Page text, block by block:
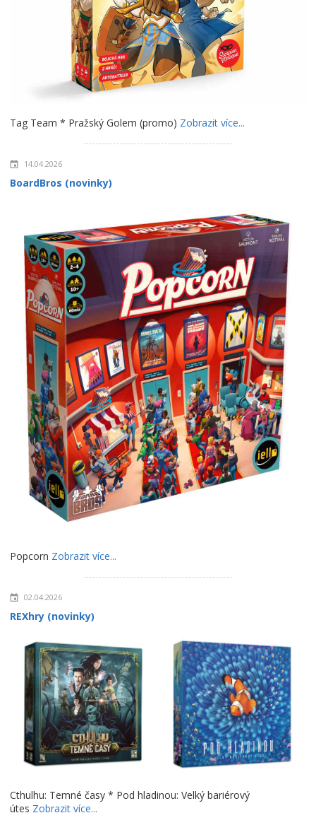
Tag Team * Pražský Golem (promo) Zobrazit více...
14.04.2026
BoardBros (novinky)
Popcorn Zobrazit více...
02.04.2026
REXhry (novinky)
Cthulhu: Temné časy * Pod hladinou: Velký bariérový
útes Zobrazit více...